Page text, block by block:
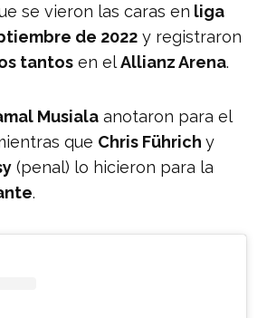
se vieron las caras en liga
de 2022 y registraron
tantos en elAllianz Arena.
Musiala anotaron para el
que Chris Führichy
(penal) lo hicieron para la
.